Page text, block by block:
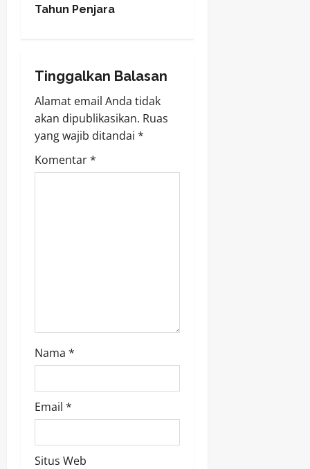
t
a
v
i
g
Tahun Penjara
Tinggalkan Balasan
Alamat email Anda tidak
akan dipublikasikan. Ruas
yang wajib ditandai *
Komentar*
Nama *
Email *
Situs Web